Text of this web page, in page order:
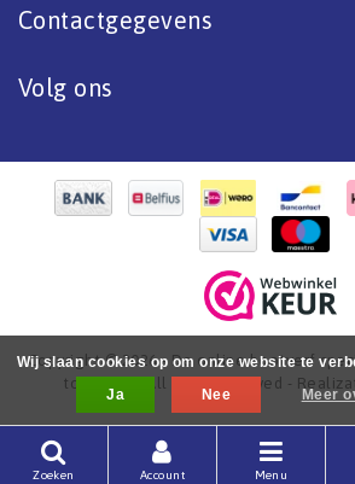
Contactgegevens
Volg ons
Copyright © 2026 - De online bootverf
tot aflak. - All rights reserved -
Zoeken Account Menu
Wij slaan cookies op om onze website te
Ja
Nee Meer